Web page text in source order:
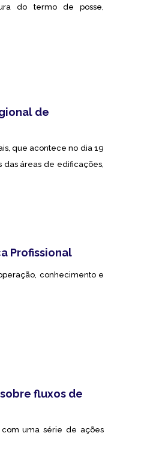
do termo de posse,
de
que acontece no dia 19
áreas de edificações,
Profissional
conhecimento e
fluxos de
com uma série de ações